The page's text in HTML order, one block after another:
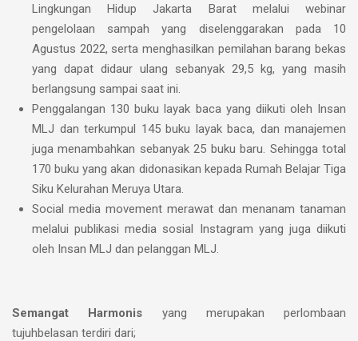
Lingkungan Hidup Jakarta Barat melalui webinar
pengelolaan sampah yang diselenggarakan pada 10
Agustus 2022, serta menghasilkan pemilahan barang bekas
yang dapat didaur ulang sebanyak 29,5 kg, yang masih
berlangsung sampai saat ini.
Penggalangan 130 buku layak baca yang diikuti oleh Insan
MLJ dan terkumpul 145 buku layak baca, dan manajemen
juga menambahkan sebanyak 25 buku baru. Sehingga total
170 buku yang akan didonasikan kepada Rumah Belajar Tiga
Siku Kelurahan Meruya Utara.
Social media movement merawat dan menanam tanaman
melalui publikasi media sosial Instagram yang juga diikuti
oleh Insan MLJ dan pelanggan MLJ.
Semangat Harmonis yang merupakan perlombaan
tujuhbelasan terdiri dari;